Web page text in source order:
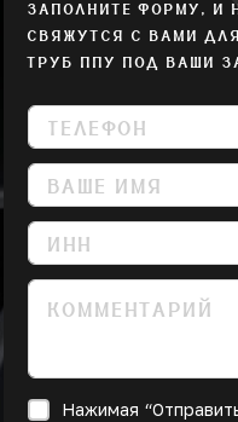
ЗАПОЛНИТЕ ФОРМУ, И
СВЯЖУТСЯ С ВАМИ
ТРУБ ППУ ПОД ВАШИ
Нажимая